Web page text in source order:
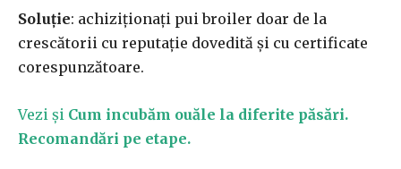
Soluție: achiziționați pui broiler doar de la
crescătorii cu reputație dovedită și cu certificate
corespunzătoare.
Vezi și Cum incubăm ouăle la diferite păsări.
Recomandări pe etape.